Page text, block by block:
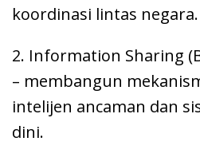
koordinasi lintas negara.
2. Information Sharing
– membangun
intelijen ancaman dan
dini.